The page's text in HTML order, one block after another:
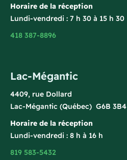
Horaire de la réception
Lundi-vendredi : 7 h 30 à 15 h 30
418 387-8896
Lac-Mégantic
4409, rue Dollard
Lac-Mégantic (Québec) G6B 3B4
Horaire de la réception
Lundi-vendredi : 8 h à 16 h
819 583-5432